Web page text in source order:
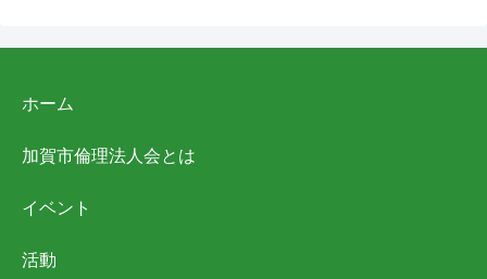
ホーム
加賀市倫理法人会とは
イベント
活動